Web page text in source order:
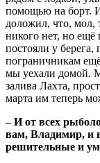
помощью на борт.
доложил, что, мол,
никого нет, но ещё
постояли у берега,
пограничникам
мы уехали домой.
залива Лахта,
марта им теперь
– И от всех
вам, Владимир, и
решительные и